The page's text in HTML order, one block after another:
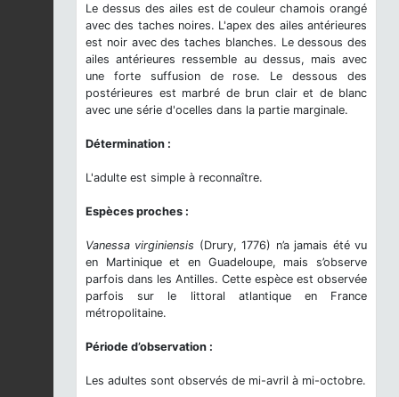
Le dessus des ailes est de couleur chamois orangé
avec des taches noires. L'apex des ailes antérieures
est noir avec des taches blanches. Le dessous des
ailes antérieures ressemble au dessus, mais avec
une forte suffusion de rose. Le dessous des
postérieures est marbré de brun clair et de blanc
avec une série d'ocelles dans la partie marginale.
Détermination :
L'adulte est simple à reconnaître.
Espèces proches :
Vanessa virginiensis (Drury, 1776) n’a jamais été vu
en Martinique et en Guadeloupe, mais s’observe
parfois dans les Antilles. Cette espèce est observée
parfois sur le littoral atlantique en France
métropolitaine.
Période d’observation :
Les adultes sont observés de mi-avril à mi-octobre.